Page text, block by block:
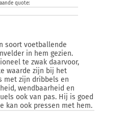
quote:
soort voetballende
in hem gezien.
te zwak daarvoor,
waarde zijn bij het
met zijn dribbels en
wendbaarheid en
ook van pas. Hij is goed
kan ook pressen met hem.